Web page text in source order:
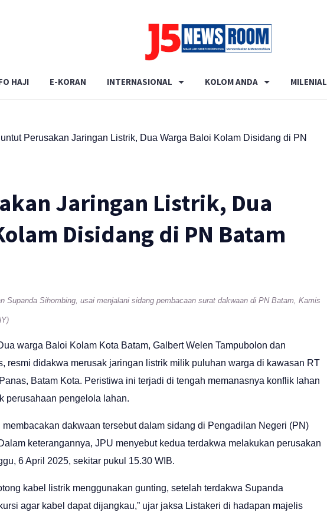
Dewan
HAJI E-KORAN INTERNASIONAL KOLOM ANDA MILENIAL
Perusakan Jaringan Listrik, Dua Warga Baloi Kolam Disidang di PN
Jaringan Listrik, Dua
Disidang di PN Batam
Supanda Sihombing, usai menjalani sidang pembacaan surat dakwaan di PN Batam, Kamis
warga Baloi Kolam Kota Batam, Galbert Welen Tampubolon dan
resmi didakwa merusak jaringan listrik milik puluhan warga di kawasan RT
Batam Kota. Peristiwa ini terjadi di tengah memanasnya konflik lahan
perusahaan pengelola lahan.
dakwaan tersebut dalam sidang di Pengadilan Negeri (PN)
keterangannya, JPU menyebut kedua terdakwa melakukan perusakan
6 April 2025, sekitar pukul 15.30 WIB.
kabel listrik menggunakan gunting, setelah terdakwa Supanda
agar kabel dapat dijangkau,” ujar jaksa Listakeri di hadapan majelis